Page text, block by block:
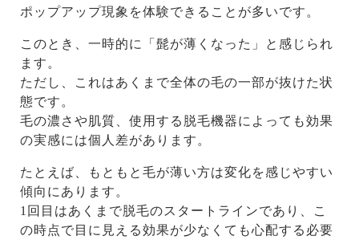
ポップアップ現象を体験できることが多いです。
このとき、一時的に「髭が薄くなった」と感じられ
ます。
ただし、これはあくまで全体の毛の一部が抜けた状
態です。
毛の濃さや肌質、使用する脱毛機器によっても効果
の実感には個人差があります。
たとえば、もともと毛が薄い方は変化を感じやすい
傾向にあります。
1回目はあくまで脱毛のスタートラインであり、こ
の時点で目に見える効果が少なくても心配する必要